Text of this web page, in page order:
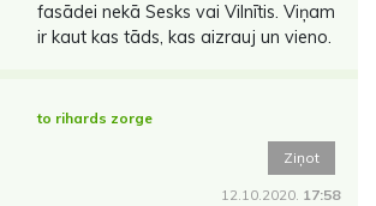
fasādei nekā Sesks vai Vilnītis. Viņam
ir kaut kas tāds, kas aizrauj un vieno.
to rihards zorge
Ziņot
12.10.2020. 17:58